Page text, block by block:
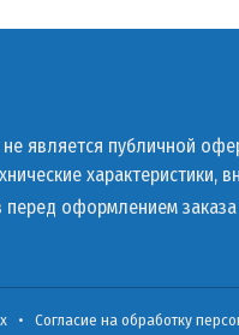
является публичной
перед оформлением
• Согласие на обработку